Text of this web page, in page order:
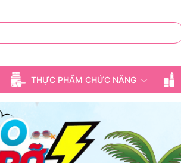
THỰC PHẨM CHỨC NĂNG